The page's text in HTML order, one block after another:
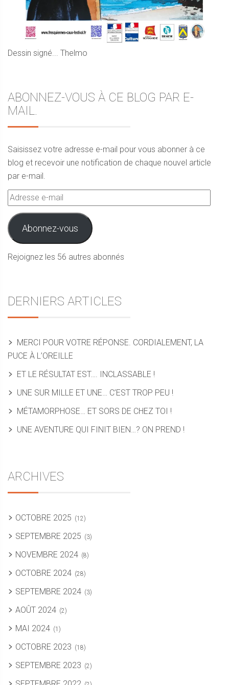
Dessin signé... Thelmo
ABONNEZ-VOUS À CE BLOG PAR E-
MAIL.
Saisissez votre adresse e-mail pour vous abonner à ce
blog et recevoir une notification de chaque nouvel article
par e-mail.
Adresse
e-
mail
Abonnez-vous
Rejoignez les 56 autres abonnés
DERNIERS ARTICLES
MERCI POUR VOTRE RÉPONSE. CORDIALEMENT, LA
PUCE À L’OREILLE
ET LE RÉSULTAT EST…. INCLASSABLE !
UNE SUR MILLE ET UNE… C’EST TROP PEU !
MÉTAMORPHOSE… ET SORS DE CHEZ TOI !
UNE AVENTURE QUI FINIT BIEN…? ON PREND !
ARCHIVES
OCTOBRE 2025 (12)
SEPTEMBRE 2025 (3)
NOVEMBRE 2024 (8)
OCTOBRE 2024 (28)
SEPTEMBRE 2024 (3)
AOÛT 2024 (2)
MAI 2024 (1)
OCTOBRE 2023 (18)
SEPTEMBRE 2023 (2)